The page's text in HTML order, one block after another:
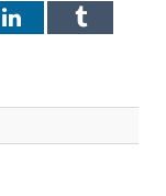
LinkedInTumblr